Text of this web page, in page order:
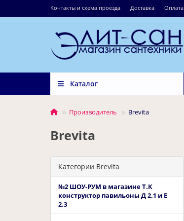
Контакты и схема проезда Доставка Оплата
Каталог
Производитель Brevita
Brevita
Категории Brevita
№2 ШОУ-РУМ в магазине Т.К
конструктор павильоны Д 2.1 и Е
2.3